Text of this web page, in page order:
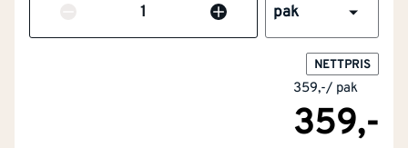
Antall pak
NETTPRIS
359,-/ pak
359,-